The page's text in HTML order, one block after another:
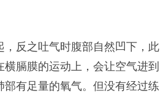
，反之吐气时腹部自然凹下，此
膈膜的运动上，会让空气进到
部有足量的氧气。但没有经过练